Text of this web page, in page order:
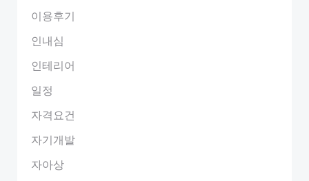
이용후기
인내심
인테리어
일정
자격요건
자기개발
자아상